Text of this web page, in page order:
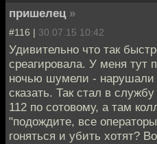
пришелец »
#116 | 30.07.15 10:42
Удивительно что так
среагировала. У меня тут
ночью шумели - нарушали
сказать. Так стал в
112 по сотовому, а там
"подождите, все
гоняться и убить хотят?